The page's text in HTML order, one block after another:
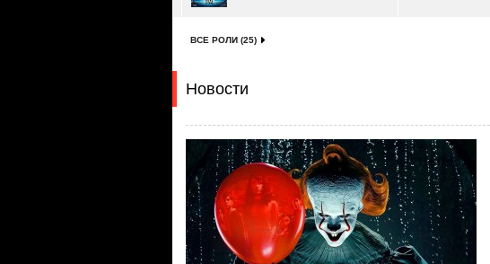
ВСЕ РОЛИ (25)
Новости